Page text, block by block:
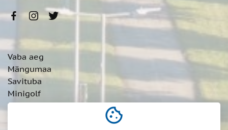
Vaba aeg
Mängumaa
Savituba
Minigolf
Kämping
cookie